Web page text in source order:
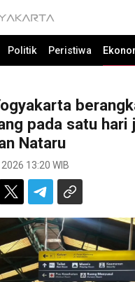
Politik Peristiwa
pada satu hari
Nataru
13:20 WIB